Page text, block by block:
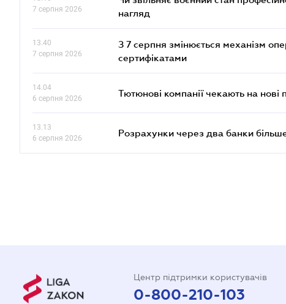
7 серпня 2026
нагляд
13.40
7 серпня 2026
З 7 серпня змінюється механізм
сертифікатами
14.04
6 серпня 2026
Тютюнові компанії чекають на
13.13
6 серпня 2026
Розрахунки через два банки
Центр підтримки користувачів
0-800-210-103